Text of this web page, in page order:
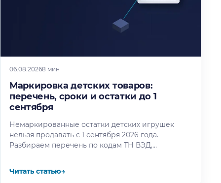
06.08.20268 мин
Маркировка детских товаров:
перечень, сроки и остатки до 1
сентября
Немаркированные остатки детских игрушек
нельзя продавать с 1 сентября 2026 года.
Разбираем перечень по кодам ТН ВЭД,
Читать статью→